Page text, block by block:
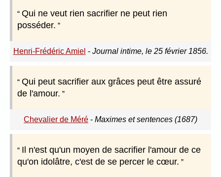
Qui ne veut rien sacrifier ne peut rien
posséder.
Henri-Frédéric Amiel - Journal intime, le 25 février 1856.
Qui peut sacrifier aux grâces peut être assuré
de l'amour.
Chevalier de Méré - Maximes et sentences (1687)
Il n'est qu'un moyen de sacrifier l'amour de ce
qu'on idolâtre, c'est de se percer le cœur.